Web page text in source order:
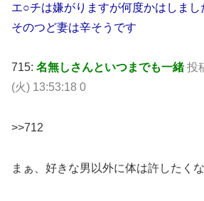
エ○チは嫌がりますが何度かはしまし
そのつど妻は辛そうです
715: 名無しさんといつまでも一緒投
(火) 13:53:18 0
>>712
まぁ、好きな男以外に体は許したく